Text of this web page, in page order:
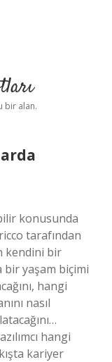
bir alan.
konusunda
tarafından
kendini bir
bir yaşam biçimi
hangi
nasıl
hangi
kariyer